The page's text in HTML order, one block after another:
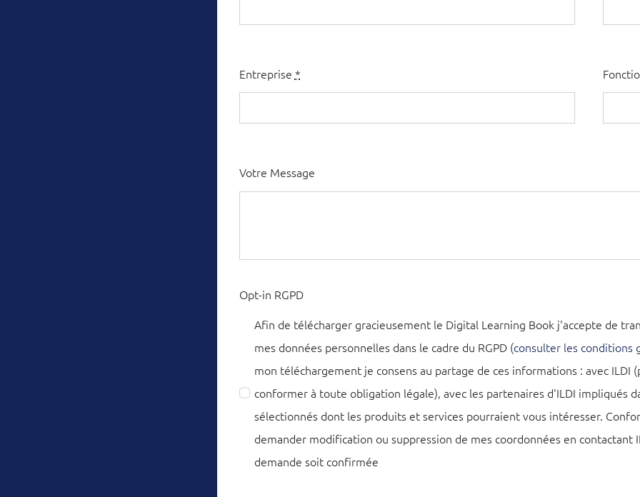
Entreprise *
Votre Message
Opt-in RGPD
Afin de télécharger gracieusement le Digital Learning Book j'accepte de
mes données personnelles dans le cadre du RGPD (consulter les conditions
mon téléchargement je consens au partage de ces informations : avec
conformer à toute obligation légale), avec les partenaires d'ILDI impliqués
sélectionnés dont les produits et services pourraient vous intéresser.
demander modification ou suppression de mes coordonnées en
demande soit confirmée